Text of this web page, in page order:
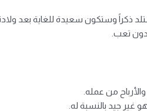
ذكراً وستكون سعيدة للغاية بعد
تعب.
من عمله.
غير جيد بالنسبة له.